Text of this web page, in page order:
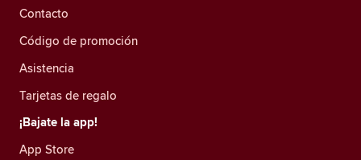
Contacto
Código de promoción
Asistencia
Tarjetas de regalo
¡Bajate la app!
App Store